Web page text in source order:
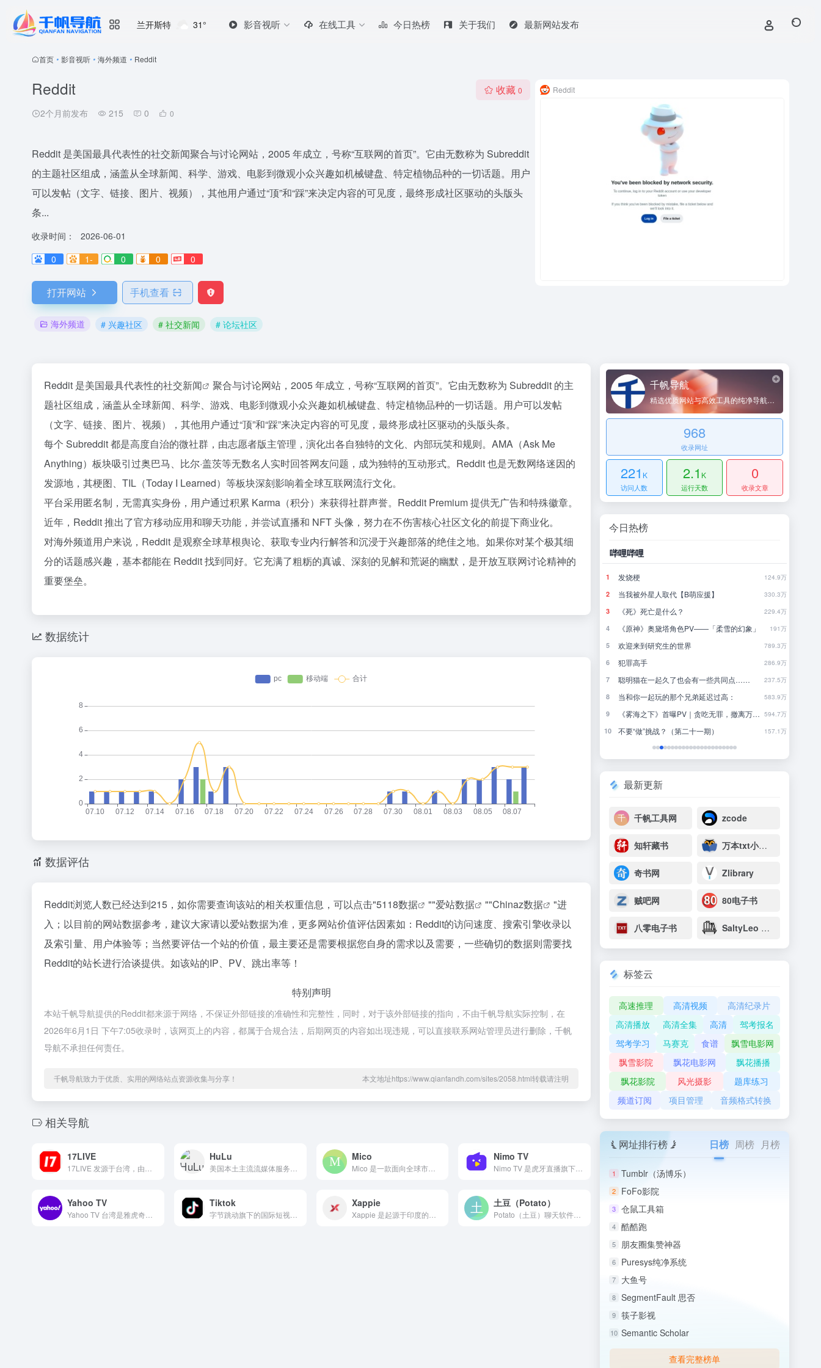
兰开斯特 31° 影音视听 在线工具 今日热榜 关于我们 最新网站发布
首页 • 影音视听 • 海外频道 • Reddit
Reddit
2个月前发布 215 0 0
收藏 0
Reddit 是美国最具代表性的社交新闻聚合与讨论网站，2005 年成立，号称“互联网的首页”。它由无数称为 Subreddit
的主题社区组成，涵盖从全球新闻、科学、游戏、电影到微观小众兴趣如机械键盘、特定植物品种的一切话题。用户
可以发帖（文字、链接、图片、视频），其他用户通过“顶”和“踩”来决定内容的可见度，最终形成社区驱动的头版头
条...
收录时间：
2026-06-01
0
1- 0 0 0
打开网站 手机查看
海外频道 # 兴趣社区 # 社交新闻 # 论坛社区
Reddit
Reddit 是美国最具代表性的社交新闻
聚合与讨论网站，2005 年成立，号称“互联网的首页”。它由无数称为 Subreddit 的主
题社区组成，涵盖从全球新闻、科学、游戏、电影到微观小众兴趣如机械键盘、特定植物品种的一切话题。用户可以发帖
（文字、链接、图片、视频），其他用户通过“顶”和“踩”来决定内容的可见度，最终形成社区驱动的头版头条。
每个 Subreddit 都是高度自治的微社群，由志愿者版主管理，演化出各自独特的文化、内部玩笑和规则。AMA（Ask Me
Anything）板块吸引过奥巴马、比尔·盖茨等无数名人实时回答网友问题，成为独特的互动形式。Reddit 也是无数网络迷因的
发源地，其梗图、TIL（Today I Learned）等板块深刻影响着全球互联网流行文化。
平台采用匿名制，无需真实身份，用户通过积累 Karma（积分）来获得社群声誉。Reddit Premium 提供无广告和特殊徽章。
近年，Reddit 推出了官方移动应用和聊天功能，并尝试直播和 NFT 头像，努力在不伤害核心社区文化的前提下商业化。
对海外频道用户来说，Reddit 是观察全球草根舆论、获取专业内行解答和沉浸于兴趣部落的绝佳之地。如果你对某个极其细
分的话题感兴趣，基本都能在 Reddit 找到同好。它充满了粗粝的真诚、深刻的见解和荒诞的幽默，是开放互联网讨论精神的
重要堡垒。
数据统计
数据评估
Reddit浏览人数已经达到215，如你需要查询该站的相关权重信息，可以点击"5118数据 ""爱站数据 ""Chinaz数据
"进
入；以目前的网站数据参考，建议大家请以爱站数据为准，更多网站价值评估因素如：Reddit的访问速度、搜索引擎收录以
及索引量、用户体验等；当然要评估一个站的价值，最主要还是需要根据您自身的需求以及需要，一些确切的数据则需要找
Reddit的站长进行洽谈提供。如该站的IP、PV、跳出率等！
特别声明
本站千帆导航提供的Reddit都来源于网络，不保证外部链接的准确性和完整性，同时，对于该外部链接的指向，不由千帆导航实际控制，在
2026年6月1日 下午7:05收录时，该网页上的内容，都属于合规合法，后期网页的内容如出现违规，可以直接联系网站管理员进行删除，千帆
导航不承担任何责任。
千帆导航致力于优质、实用的网络站点资源收集与分享！ 本文地址https://www.qianfandh.com/sites/2058.html转载请注明
相关导航
17LIVE HuLu Mico
Mico 是一款面向全球市场的移动社交与直播平台，主打“基于...
Nimo TV
Yahoo TV Tiktok
字节跳动旗下的国际短视频社交平台，于 2017 年夏季正式面...
Xappie 土豆（Potato）
千帆导航
精选优质网站与高效工具的纯净导航平台
968
收录网址
221 K
访问人数
2.1 K
运行天数
0
收录文章
今日热榜
这届大学新生，快买不起电脑了
10 被DeepSeek调用量碾压三倍，GPT-5.6终于免费了 3
771.3万
10 女子带娃漂流落水 教练员称不敢捞
哔哩哔哩
1 发烧梗 124.9万
2 当我被外星人取代【B萌应援】 330.3万
3 《死》死亡是什么？ 229.4万
4 《原神》奥黛塔角色PV——「柔雪的幻象」 191万
5 欢迎来到研究生的世界 789.3万
6 犯罪高手 286.9万
7 聪明猫在一起久了也会有一些共同点…… 237.5万
8 当和你一起玩的那个兄弟延迟过高： 583.9万
9 《雾海之下》首曝PV｜贪吃无罪，撤离万岁！ 594.7万
10 不要“做”挑战？（第二十一期） 157.1万
最新更新
千帆工具网 zcode
知轩藏书 万本txt小说下载网
奇书网 Zlibrary
贼吧网 80电子书
八零电子书 SaltyLeo 的书架
标签云
高速推理 高清视频
高清纪录片
高清播放
高清全集 高清
驾考报名
驾考学习
马赛克 食谱
飘雪电影网
飘雪影院
飘花电影网
飘花播播
飘花影院
风光摄影
题库练习
频道订阅
项目管理 音频格式转换
网址排行榜 日榜 周榜 月榜
1 Tumblr（汤博乐）
2 FoFo影院
3 仓鼠工具箱
4 酷酷跑
5 朋友圈集赞神器
6 Puresys纯净系统
7 大鱼号
8 SegmentFault 思否
9 筷子影视
10 Semantic Scholar
查看完整榜单